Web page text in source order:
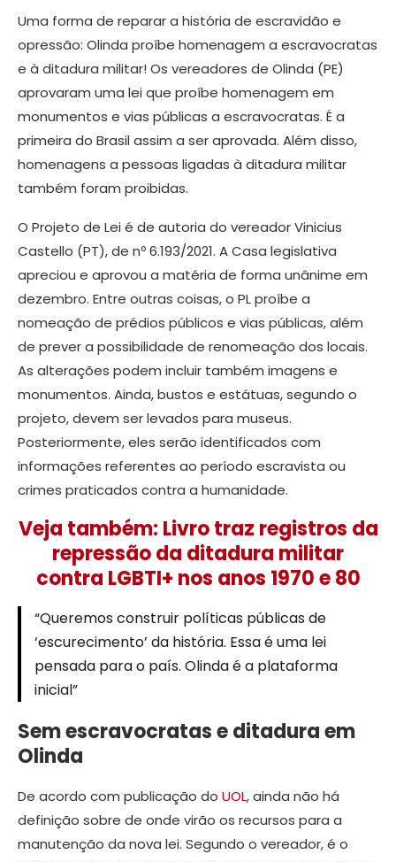
Uma forma de reparar a história de escravidão e
opressão: Olinda proíbe homenagem a escravocratas
e à ditadura militar! Os vereadores de Olinda (PE)
aprovaram uma lei que proíbe homenagem em
monumentos e vias públicas a escravocratas. É a
primeira do Brasil assim a ser aprovada. Além disso,
homenagens a pessoas ligadas à ditadura militar
também foram proibidas.
O Projeto de Lei é de autoria do vereador Vinicius
Castello (PT), de nº 6.193/2021. A Casa legislativa
apreciou e aprovou a matéria de forma unânime em
dezembro. Entre outras coisas, o PL proíbe a
nomeação de prédios públicos e vias públicas, além
de prever a possibilidade de renomeação dos locais.
As alterações podem incluir também imagens e
monumentos. Ainda, bustos e estátuas, segundo o
projeto, devem ser levados para museus.
Posteriormente, eles serão identificados com
informações referentes ao período escravista ou
crimes praticados contra a humanidade.
Veja também: Livro traz registros da
repressão da ditadura militar
contra LGBTI+ nos anos 1970 e 80
“Queremos construir políticas públicas de
‘escurecimento’ da história. Essa é uma lei
pensada para o país. Olinda é a plataforma
inicial”
Sem escravocratas e ditadura em
Olinda
De acordo com publicação do UOL, ainda não há
definição sobre de onde virão os recursos para a
manutenção da nova lei. Segundo o vereador, é o